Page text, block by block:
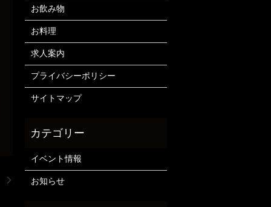
お飲み物
お料理
求人案内
プライバシーポリシー
サイトマップ
イベント情報
お知らせ